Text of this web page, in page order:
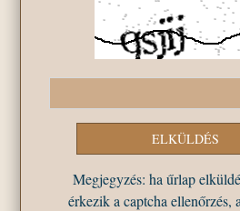
Megjegyzés: ha űrlap
érkezik a captcha ellenőrzés,